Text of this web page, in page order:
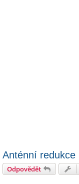
Anténní redukce
Odpovědět